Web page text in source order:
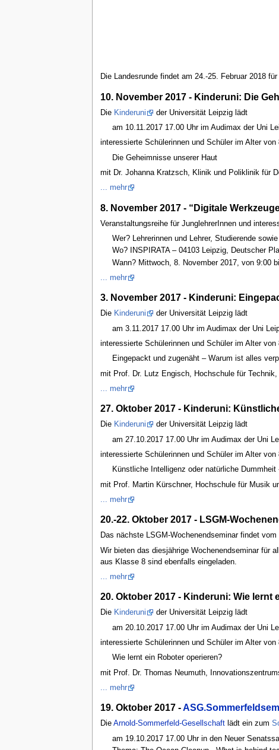
Die Landesrunde findet am 24.-25. Februar 2018
10. November 2017 - Kinderuni: Die
Die Kinderuni
der Universität Leipzig lädt
am 10.11.2017 17.00 Uhr im Audimax der Uni
interessierte Schülerinnen und Schüler im Alter
Die Geheimnisse unserer Haut
mit Dr. Johanna Kratzsch, Klinik und Poliklinik für
... mehr
8. November 2017 - “Digitale
Veranstaltungsreihe für JunglehrerInnen und
Wer? Lehrerinnen und Lehrer, Studierende
Wo? INSPIRATA – 04103 Leipzig, Deutscher
Wann? Mittwoch, 8. November 2017, von 9:00
... mehr
3. November 2017 - Kinderuni:
Die Kinderuni
der Universität Leipzig lädt
am 3.11.2017 17.00 Uhr im Audimax der Uni
interessierte Schülerinnen und Schüler im Alter
Eingepackt und zugenäht – Warum ist alles
mit Prof. Dr. Lutz Engisch, Hochschule für
... mehr
27. Oktober 2017 - Kinderuni:
Die Kinderuni
der Universität Leipzig lädt
am 27.10.2017 17.00 Uhr im Audimax der Uni
interessierte Schülerinnen und Schüler im Alter
Künstliche Intelligenz oder natürliche
mit Prof. Martin Kürschner, Hochschule für Musik
... mehr
20.-22. Oktober 2017 - LSGM-
Das nächste LSGM-Wochenendseminar findet
Wir bieten das diesjährige Wochenendseminar für
aus Klasse 8 sind ebenfalls eingeladen.
... mehr
20. Oktober 2017 - Kinderuni: Wie lernt
Die Kinderuni
der Universität Leipzig lädt
am 20.10.2017 17.00 Uhr im Audimax der Uni
interessierte Schülerinnen und Schüler im Alter
Wie lernt ein Roboter operieren?
mit Prof. Dr. Thomas Neumuth,
... mehr
19. Oktober 2017 -
Die Arnold-Sommerfeld-Gesellschaftlädt ein zum
am 19.10.2017 17.00 Uhr in den Neuer